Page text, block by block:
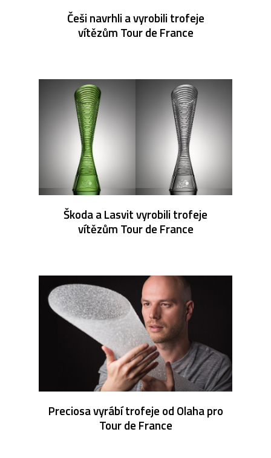
Češi navrhli a vyrobili trofeje
vítězům Tour de France
Škoda a Lasvit vyrobili trofeje
vítězům Tour de France
Preciosa vyrábí trofeje od Olaha pro
Tour de France